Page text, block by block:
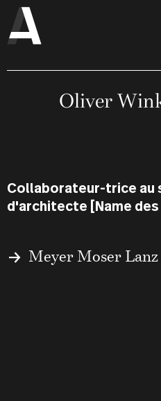
Oliver
Collaborateur-trice au
d'architecte [Name des
Meyer Moser